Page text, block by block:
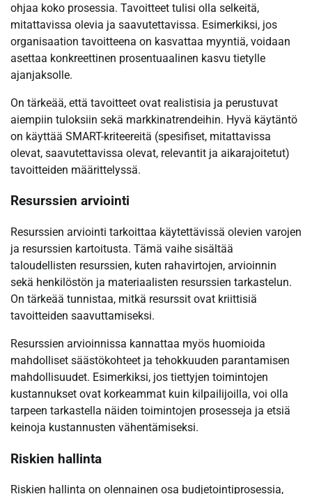
ohjaa koko prosessia. Tavoitteet tulisi olla selkeitä,
mitattavissa olevia ja saavutettavissa. Esimerkiksi, jos
organisaation tavoitteena on kasvattaa myyntiä, voidaan
asettaa konkreettinen prosentuaalinen kasvu tietylle
ajanjaksolle.
On tärkeää, että tavoitteet ovat realistisia ja perustuvat
aiempiin tuloksiin sekä markkinatrendeihin. Hyvä käytäntö
on käyttää SMART-kriteereitä (spesifiset, mitattavissa
olevat, saavutettavissa olevat, relevantit ja aikarajoitetut)
tavoitteiden määrittelyssä.
Resurssien arviointi
Resurssien arviointi tarkoittaa käytettävissä olevien varojen
ja resurssien kartoitusta. Tämä vaihe sisältää
taloudellisten resurssien, kuten rahavirtojen, arvioinnin
sekä henkilöstön ja materiaalisten resurssien tarkastelun.
On tärkeää tunnistaa, mitkä resurssit ovat kriittisiä
tavoitteiden saavuttamiseksi.
Resurssien arvioinnissa kannattaa myös huomioida
mahdolliset säästökohteet ja tehokkuuden parantamisen
mahdollisuudet. Esimerkiksi, jos tiettyjen toimintojen
kustannukset ovat korkeammat kuin kilpailijoilla, voi olla
tarpeen tarkastella näiden toimintojen prosesseja ja etsiä
keinoja kustannusten vähentämiseksi.
Riskien hallinta
Riskien hallinta on olennainen osa budjetointiprosessia,